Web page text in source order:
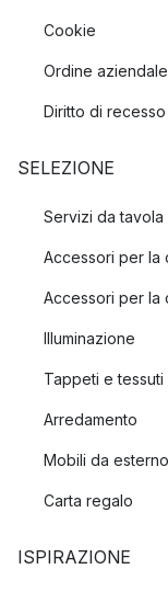
Cookie
Ordine
Diritto di recesso
SELEZIONE
Servizi da tavola
Accessori per la
Accessori per la
Illuminazione
Tappeti e tessuti
Arredamento
Mobili da
Carta regalo
ISPIRAZIONE